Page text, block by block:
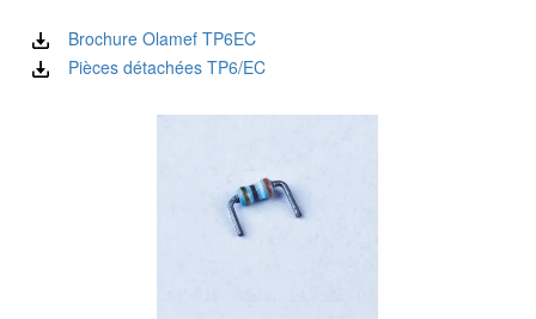
Brochure Olamef TP6EC
Pièces détachées TP6/EC